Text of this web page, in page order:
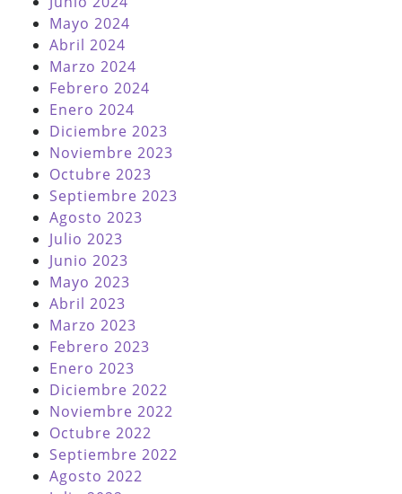
Mayo 2024
Abril 2024
Marzo 2024
Febrero 2024
Enero 2024
Diciembre 2023
Noviembre 2023
Octubre 2023
Septiembre 2023
Agosto 2023
Julio 2023
Junio 2023
Mayo 2023
Abril 2023
Marzo 2023
Febrero 2023
Enero 2023
Diciembre 2022
Noviembre 2022
Octubre 2022
Septiembre 2022
Agosto 2022